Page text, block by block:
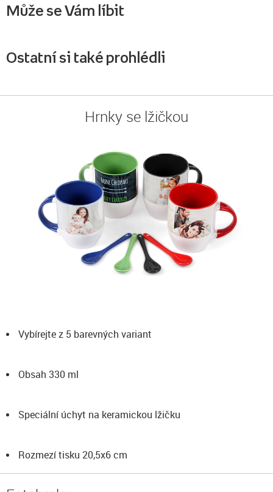
Může se Vám líbit
Ostatní si také prohlédli
Hrnky se lžičkou
Vybírejte z 5 barevných variant
Obsah 330 ml
Speciální úchyt na keramickou lžičku
Rozmezí tisku 20,5x6 cm